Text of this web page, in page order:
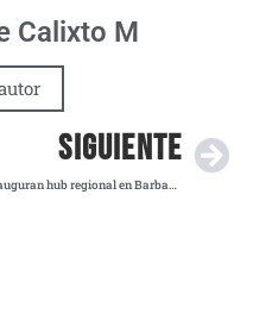
Calixto M
SIGUIENTE
Inauguran hub regional en Barbados para enfrentar huracanes y crisis humanitarias